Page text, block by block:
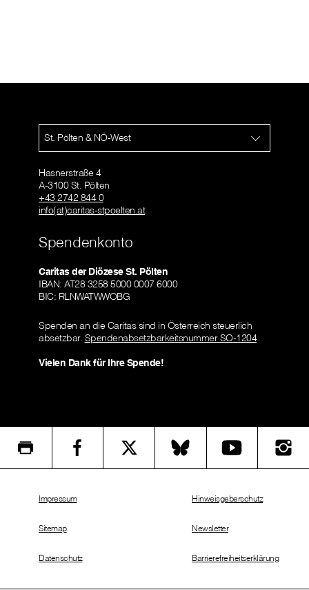
St. Pölten & NÖ-West
Hasnerstraße 4
A-3100 St. Pölten
+43 2742 844 0
info(at)caritas-stpoelten.at
Spendenkonto
Caritas der Diözese St. Pölten
IBAN: AT28 3258 5000 0007 6000
BIC: RLNWATWWOBG
Spenden an die Caritas sind in Österreich steuerlich
absetzbar. Spendenabsetzbarkeitsnummer SO-1204
Vielen Dank für Ihre Spende!
Impressum
Sitemap
Datenschutz
Hinweisgeberschutz
Newsletter
Barrierefreiheitserklärung